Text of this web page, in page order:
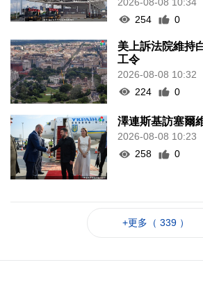
254
0
美上訴法院維持
工令
2026-08-08 10:32
224
0
澤連斯基訪塞爾
2026-08-08 10:23
258
0
+更多（ 339 ）